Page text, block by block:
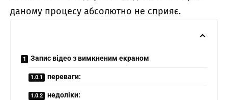
даному процесу абсолютно не сприяє.
Запис відео з вимкненим екраном
переваги:
недоліки: